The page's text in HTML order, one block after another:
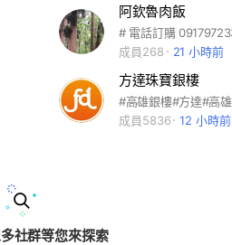
阿欽魯肉飯
成員268
21 小時前
方達珠寶銀樓
成員5836
12 小時前
社群等您來探索